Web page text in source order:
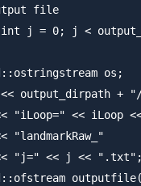
file
j = 0; j <
os;
output_dirpath +
"iLoop=" << iLoop
"landmarkRaw_"
"j=" << j << ".txt";